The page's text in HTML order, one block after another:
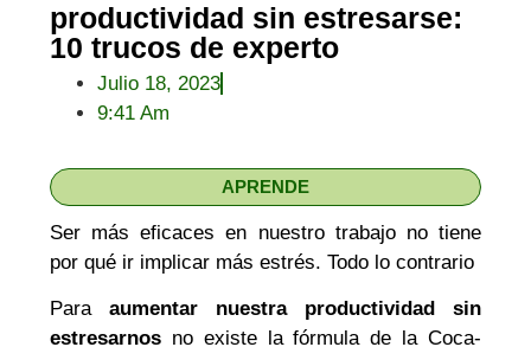
productividad sin estresarse:
10 trucos de experto
Julio 18, 2023
9:41 Am
APRENDE
Ser más eficaces en nuestro trabajo no tiene
por qué ir implicar más estrés. Todo lo contrario
Paraaumentar nuestra productividad sin
estresarnos no existe la fórmula de la Coca-